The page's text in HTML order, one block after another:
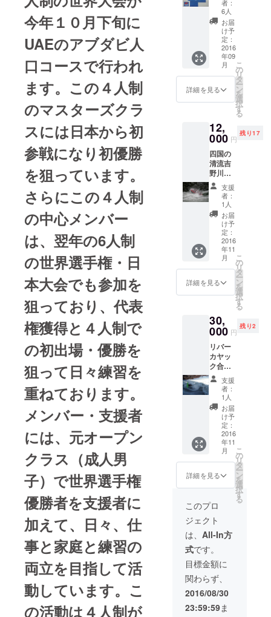
今年１０月下旬に
UAEのアブダビ人
口コースで行われ
ます。この４人制
のマスターズクラ
スには日本から初
参戦になり初優勝
を狙っています。
さらにこの４人制
の中心メンバー
は、翌年の6人制
の世界選手権・日
本大会でも参加を
狙っており、代表
権獲得と４人制で
の初出場・優勝を
狙って日々練習を
重ねております。
メンバー・支援者
には、元オープン
クラス（成人男
子）で世界選手権
優勝者を支援者に
加えて、日々、仕
事と家庭と練習の
両立を目指して活
動しています。こ
の活動は４人制が
ボー
ト。に
体験試
乗でき
ます。
濡れて
もよい
格好で
お越し
トスー
ツをレ
してく
ださ
い。
シャツ
をお送
りいた
しま
す。写
真はま
だラフ
の状態
です。
今後の
まちく
ださ
い。
者：
6人
お届
け予
定：
2016
年09
月
詳細を見る
こ
の
リ
タ
ー
ン
を
選
択
す
る
12,
000 円
残り17
四国の
清流吉
野川の
激流
「小歩
危」に
てラフ
ティン
グツ
アーに
ご招待
いたし
ます。
11月20
日10時
いたし
ます。
当日中
止の場
合は延
期日程
になり
ます。
支援
者：
1人
お届
け予
定：
2016
年11
月
詳細を見る
こ
の
リ
タ
ー
ン
を
選
択
す
る
30,
000 円
残り2
リバー
カヤッ
ク合宿
２日間
元フ
リース
タイル
カヤッ
ク日本
代表
（1996-
2006）
スラ
ローム
国体代
（1994,
2013）
の貝本
宣広選
手と２
日間貸
切でリ
バーカ
ヤック
合宿を
行いま
す。 日
支援
者：
1人
お届
け予
定：
2016
年11
月
詳細を見る
こ
の
リ
タ
ー
ン
を
選
択
す
る
このプロ
ジェクト
は、 All-In方
式です。
目標金額に
関わらず、
2016/08/30
23:59:59ま